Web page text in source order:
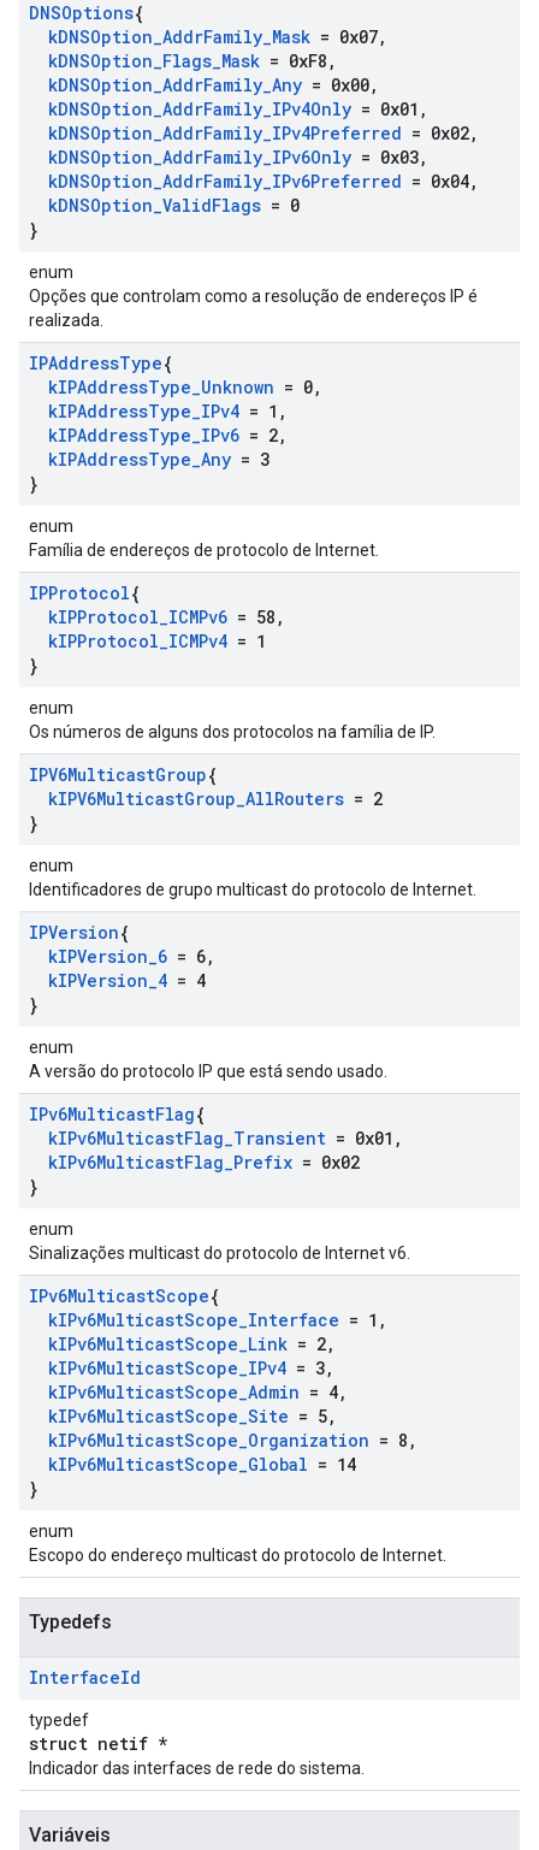
DNSOptions{
kDNSOption_AddrFamily_Mask = 0x07,
kDNSOption_Flags_Mask = 0xF8 ,
kDNSOption_AddrFamily_Any = 0x00,
kDNSOption_AddrFamily_IPv4Only = 0x01 ,
kDNSOption_AddrFamily_IPv4Preferred = 0x02,
kDNSOption_AddrFamily_IPv6Only = 0x03,
kDNSOption_AddrFamily_IPv6Preferred = 0x04,
kDNSOption_ValidFlags = 0
}
enum
Opções que controlam como a resolução de endereços IP é
realizada.
IPAddressType{
kIPAddressType_Unknown = 0,
kIPAddressType_IPv4 = 1 ,
kIPAddressType_IPv6 = 2,
kIPAddressType_Any = 3
}
enum
Família de endereços de protocolo de Internet.
IPProtocol{
kIPProtocol_ICMPv6 = 58 ,
kIPProtocol_ICMPv4 = 1
}
enum
Os números de alguns dos protocolos na família de IP.
IPV6MulticastGroup{
kIPV6MulticastGroup_AllRouters = 2
}
enum
Identificadores de grupo multicast do protocolo de Internet.
IPVersion{
kIPVersion_6 = 6,
kIPVersion_4 = 4
}
enum
A versão do protocolo IP que está sendo usado.
IPv6MulticastFlag{
kIPv6MulticastFlag_Transient = 0x01 ,
kIPv6MulticastFlag_Prefix = 0x02
}
enum
Sinalizações multicast do protocolo de Internet v6.
IPv6MulticastScope{
kIPv6MulticastScope_Interface = 1 ,
kIPv6MulticastScope_Link = 2,
kIPv6MulticastScope_IPv4 = 3,
kIPv6MulticastScope_Admin = 4,
kIPv6MulticastScope_Site = 5,
kIPv6MulticastScope_Organization = 8 ,
kIPv6MulticastScope_Global = 14
}
enum
Escopo do endereço multicast do protocolo de Internet.
Typedefs
InterfaceId
typedef
struct netif *
Indicador das interfaces de rede do sistema.
Variáveis